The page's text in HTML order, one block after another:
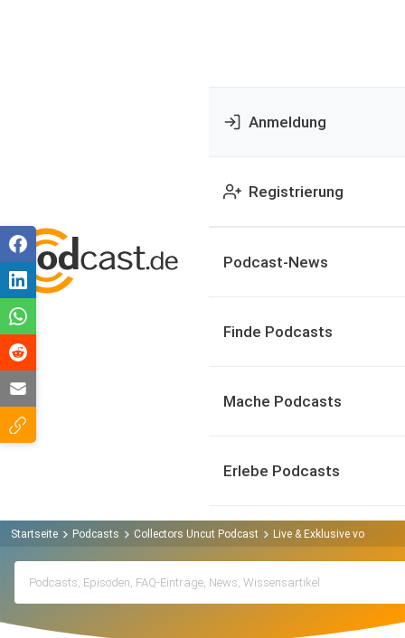
Anmeldung
Registrierung
Podcast-News
Finde Podcasts
Mache Podcasts
Erlebe Podcasts
Startseite Podcasts Collectors Uncut Podcast Live & Exklusive vom